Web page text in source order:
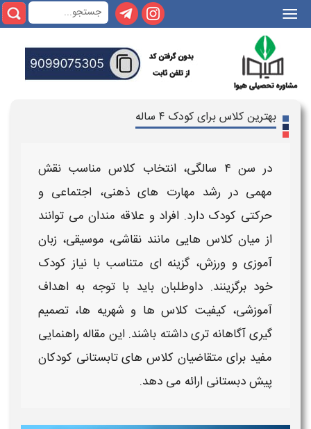
|||
بهترین کلاس برای کودک ۴ ساله
در سن ۴ سالگی ، انتخاب کلاس مناسب نقش
مهمی در رشد مهارت های ذهنی، اجتماعی و
حرکتی کودک دارد. افراد و علاقه مندان می توانند
از میان کلاس هایی مانند نقاشی، موسیقی، زبان
آموزی و ورزش، گزینه ای متناسب با نیاز کودک
خود برگزینند. داوطلبان باید با توجه به اهداف
آموزشی، کیفیت کلاس ها و شهریه ها، تصمیم
گیری آگاهانه تری داشته باشند. این مقاله راهنمایی
مفید برای متقاضیان کلاس های تابستانی کودکان
پیش دبستانی ارائه می دهد.